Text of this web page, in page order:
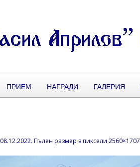
ПРИЕМ НАГРАДИ ГАЛЕРИЯ
08.12.2022. Пълен размер в пиксели2560×1707